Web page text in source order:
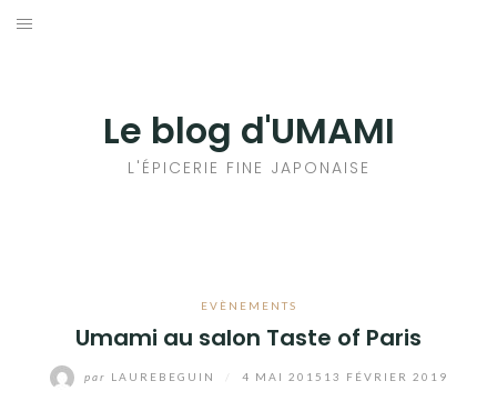
Aller
Le blog d'UMAMI
L'ÉPICERIE FINE JAPONAISE
EVÈNEMENTS
Umami au salon Taste of Paris
par LAUREBEGUIN 4 MAI 2015 13 FÉVRIER 2019